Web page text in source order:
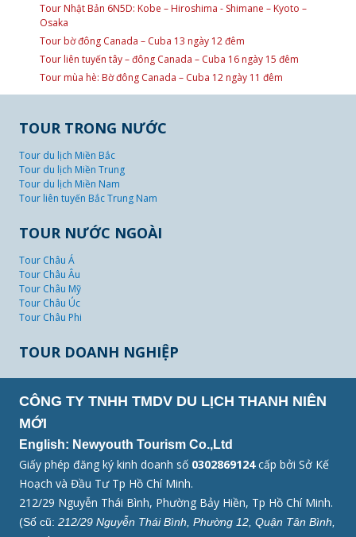
Tour Nhật Bản 6N5D: Kobe – Hiroshima - Shimane – Kyoto –
Osaka
Tour bờ đông Canada – Cuba 13 ngày 12 đêm
Tour liên tuyến tây – đông Canada – Cuba 16 ngày 15 đêm
Tour mùa hè: Bờ đông Canada – Cuba 12 ngày 11 đêm
TOUR TRONG NƯỚC
Tour du lịch Miền Bắc
Tour du lịch Miền Trung
Tour du lịch Miền Nam
Tour liên tuyến Bắc Trung Nam
TOUR NƯỚC NGOÀI
Tour Châu Á
Tour Châu Âu
Tour Châu Mỹ
Tour Châu Úc
Tour Châu Phi
TOUR DOANH NGHIỆP
CÔNG TY TNHH TMDV DU LỊCH THANH NIÊN
MỚI
English: Newyouth Tourism Co.,Ltd
Giấy phép đăng ký kinh doanh số 0302869124cấp bởi Sở Kế
Hoạch và Đầu Tư Tp Hồ Chí Minh.
212/29 Nguyễn Thái Bình, Phường Bảy Hiền, Tp Hồ Chí Minh.
(Số cũ: 212/29 Nguyễn Thái Bình, Phường 12, Quận Tân Bình,